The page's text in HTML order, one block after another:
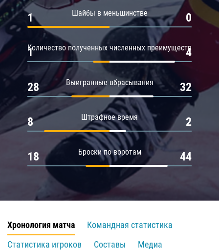
Шайбы в меньшинстве
1 0
Количество полученных численных преимуществ
1 4
Выигранные вбрасывания
28 32
Штрафное время
8 2
Броски по воротам
18 44
Хронология матча
Командная статистика
Статистика игроков
Составы
Медиа